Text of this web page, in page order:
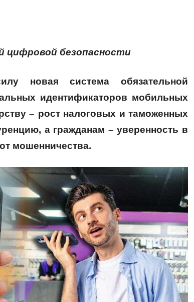
цифровой безопасности
новая система обязательной
идентификаторов мобильных
– рост налоговых и таможенных
а гражданам – уверенность в
мошенничества.